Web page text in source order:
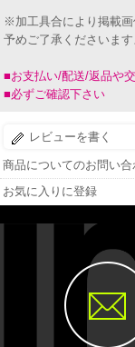
※加工具合により掲載画
予めご了承くださいま
■お支払い/配送/返品や
■必ずご確認下さい
レビューを書く
商品についてのお問い合
お気に入りに登録